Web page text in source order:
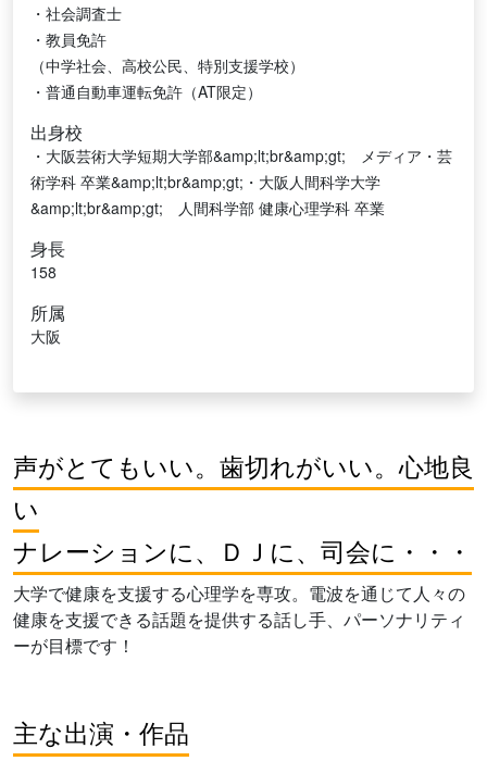
・社会調査士
・教員免許
（中学社会、高校公民、特別支援学校）
・普通自動車運転免許（AT限定）
出身校
・大阪芸術大学短期大学部&amp;lt;br&amp;gt; メディア・芸
術学科 卒業&amp;lt;br&amp;gt;・大阪人間科学大学
&amp;lt;br&amp;gt; 人間科学部 健康心理学科 卒業
身長
158
所属
大阪
声がとてもいい。歯切れがいい。心地良
い
ナレーションに、ＤＪに、司会に・・・
大学で健康を支援する心理学を専攻。電波を通じて人々の
健康を支援できる話題を提供する話し手、パーソナリティ
ーが目標です！
主な出演・作品